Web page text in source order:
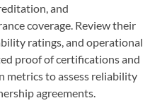
and
coverage. Review their
ratings, and operational
proof of certifications and
metrics to assess reliability
agreements.